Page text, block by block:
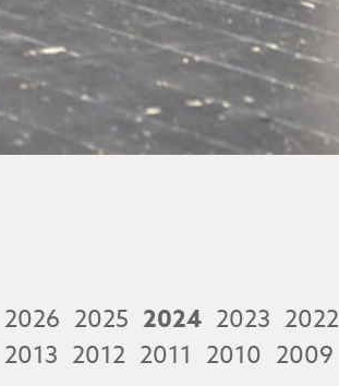
2026 2025 2024 2023 2022
2013 2012 2011 2010 2009